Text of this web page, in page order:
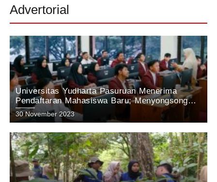
Advertorial
Universitas Yudharta Pasuruan Menerima
Pendaftaran Mahasiswa Baru; Menyongsong
Masa Depan Unggul dengan Inovasi dan
Prestasi.
30 November 2023